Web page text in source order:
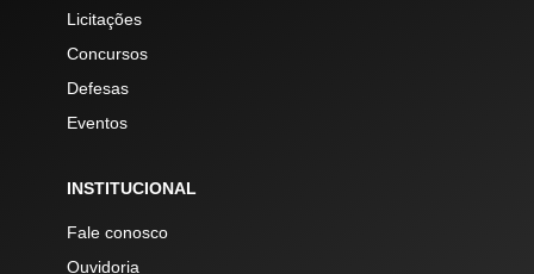
Licitações
Concursos
Defesas
Eventos
INSTITUCIONAL
Fale conosco
Ouvidoria